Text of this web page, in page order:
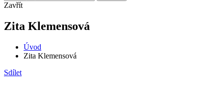
Zavřít
Zita Klemensová
Úvod
Zita Klemensová
Sdílet